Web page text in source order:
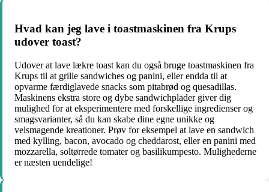
Hvad kan jeg lave i toastmaskinen fra Krups
udover toast?
Udover at lave lækre toast kan du også bruge toastmaskinen fra
Krups til at grille sandwiches og panini, eller endda til at
opvarme færdiglavede snacks som pitabrød og quesadillas.
Maskinens ekstra store og dybe sandwichplader giver dig
mulighed for at eksperimentere med forskellige ingredienser og
smagsvarianter, så du kan skabe dine egne unikke og
velsmagende kreationer. Prøv for eksempel at lave en sandwich
med kylling, bacon, avocado og cheddarost, eller en panini med
mozzarella, soltørrede tomater og basilikumpesto. Mulighederne
er næsten uendelige!